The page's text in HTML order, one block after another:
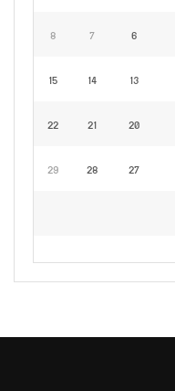
6
7
8
13
14
15
20
21
22
27
28
29